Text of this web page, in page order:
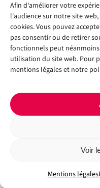
Afin d'améliorer votre
l'audience sur notre site
cookies. Vous pouvez
pas consentir ou de retirer
fonctionnels peut
utilisation du site web. Pour
mentions légales et notre
Voir
Mentions légales
Copyright 2012 - 2024 |
Reserved |